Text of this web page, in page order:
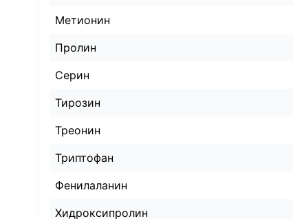
Метионин
Пролин
Серин
Тирозин
Треонин
Триптофан
Фенилаланин
Хидроксипролин